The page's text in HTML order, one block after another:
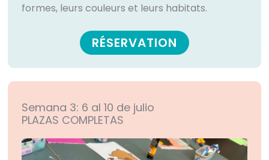
formes, leurs couleurs et leurs habitats.
RÉSERVATION
Semana 3: 6 al 10 de julio
PLAZAS COMPLETAS